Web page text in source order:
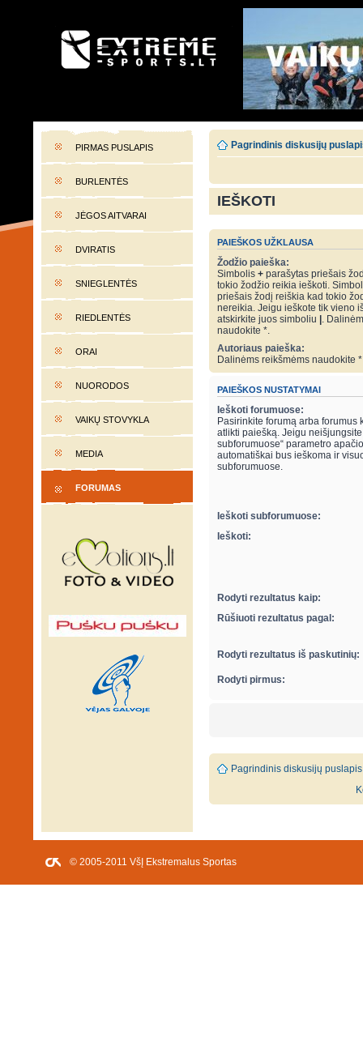
EXTREME-SPORTS.LT
PIRMAS PUSLAPIS
BURLENTĖS
JĖGOS AITVARAI
DVIRATIS
SNIEGLENTĖS
RIEDLENTĖS
ORAI
NUORODOS
VAIKŲ STOVYKLA
MEDIA
FORUMAS
Pagrindinis diskusijų
IEŠKOTI
PAIEŠKOS UŽKLAUSA
Žodžio paieška:
Simbolis + parašytas priešais
tokio žodžio reikia ieškoti.
priešais žodį reiškia kad tokio
nereikia. Jeigu ieškote tik vieno
atskirkite juos simboliu .
naudokite *.
Autoriaus paieška:
Dalinėms reikšmėms naudokite
PAIEŠKOS NUSTATYMAI
Ieškoti forumuose:
Pasirinkite forumą arba forumus
atlikti paiešką. Jeigu neišjungsite
subforumuose“ parametro
automatiškai bus ieškoma ir
subforumuose.
Ieškoti subforumuose:
Ieškoti:
Rodyti rezultatus kaip:
Rūšiuoti rezultatus pagal:
Rodyti rezultatus iš paskutinių:
Rodyti pirmus:
Pagrindinis diskusijų puslapis
© 2005-2011 VšĮ Ekstremalus Sportas